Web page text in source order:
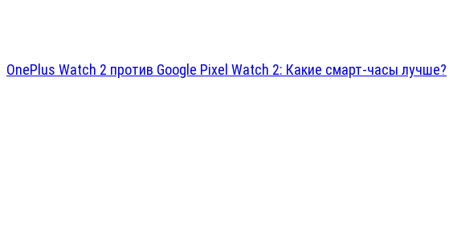
OnePlus Watch 2 против Google Pixel Watch 2: Какие смарт-часы лучше?